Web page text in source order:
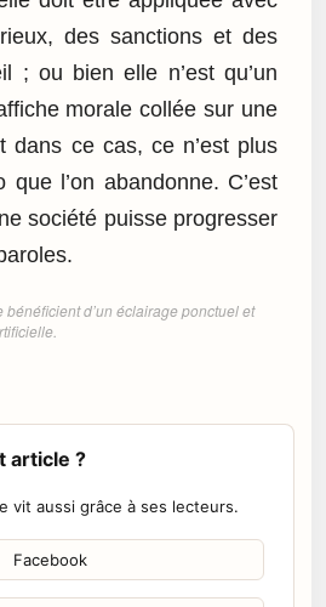
des sanctions et des
; ou bien elle n’est qu’un
morale collée sur une
dans ce cas, ce n’est plus
que l’on abandonne. C’est
société puisse progresser
d’un éclairage ponctuel et
article ?
vit aussi grâce à ses lecteurs.
Facebook